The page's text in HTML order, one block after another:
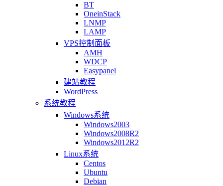
BT
OneinStack
LNMP
LAMP
VPS控制面板
AMH
WDCP
Easypanel
建站教程
WordPress
系统教程
Windows系统
Windows2003
Windows2008R2
Windows2012R2
Linux系统
Centos
Ubuntu
Debian